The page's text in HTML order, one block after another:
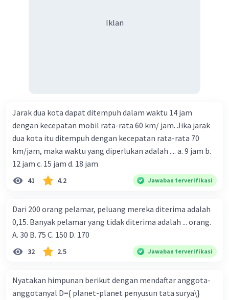
Iklan
Jarak dua kota dapat ditempuh dalam waktu 14 jam
dengan kecepatan mobil rata-rata 60 km/ jam. Jika jarak
dua kota itu ditempuh dengan kecepatan rata-rata 70
km/jam, maka waktu yang diperlukan adalah .... a. 9 jam b.
12 jam c. 15 jam d. 18 jam
41 4.2 Jawaban terverifikasi
Dari 200 orang pelamar, peluang mereka diterima adalah
0,15. Banyak pelamar yang tidak diterima adalah ... orang.
A. 30 B. 75 C. 150 D. 170
32 2.5 Jawaban terverifikasi
Nyatakan himpunan berikut dengan mendaftar anggota-
anggotanyal D={ planet-planet penyusun tata surya\}